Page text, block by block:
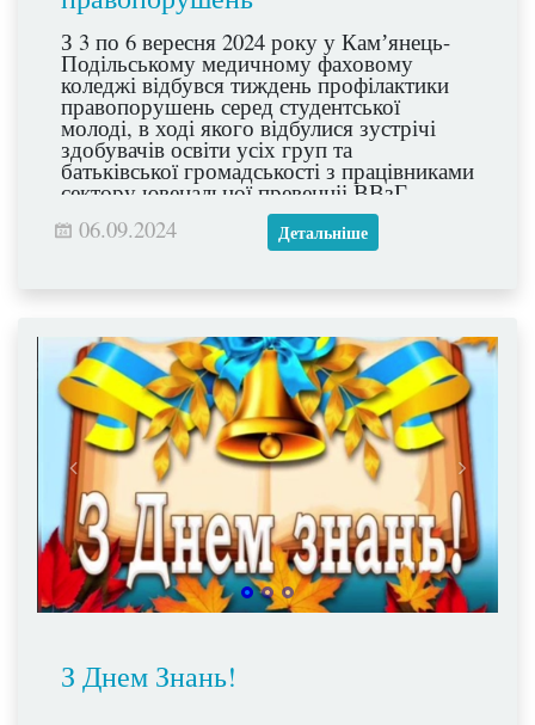
З 3 по 6 вересня 2024 року у Камʼянець-
Подільському медичному фаховому
коледжі відбувся тиждень профілактики
правопорушень серед студентської
молоді, в ході якого відбулися зустрічі
здобувачів освіти усіх груп та
батьківської громадськості з працівниками
сектору ювенальної превенціі ВВзГ
Камʼянець- Подільського РУП ГУНП в
Хмельницькій області: капітаном поліції
Родіною Катериною Олександрівною,
Денисом Вячеславовичем, капітаном
Омеляновичем. Дякуємо їм за тісну
співпрацю з нашим колективом!
06.09.2024 Детальніше
З Днем Знань!